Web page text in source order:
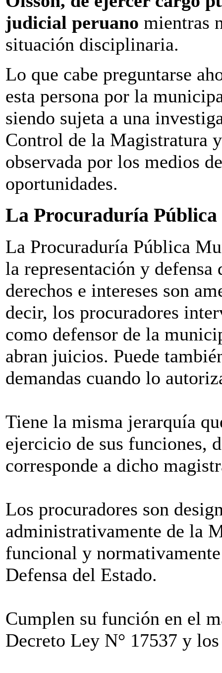
judicial peruano mientras
situación disciplinaria.
Lo que cabe preguntarse
esta persona por la
siendo sujeta a una
Control de la Magistratura
observada por los medios
oportunidades.
La Procuraduría
La Procuraduría Pública
la representación y
derechos e intereses son
decir, los procuradores
como defensor de la
abran juicios. Puede
demandas cuando lo
Tiene la misma jerarquía
ejercicio de sus funciones,
corresponde a dicho
Los procuradores son
administrativamente de la
funcional y
Defensa del Estado.
Cumplen su función en el
Decreto Ley N° 17537 y